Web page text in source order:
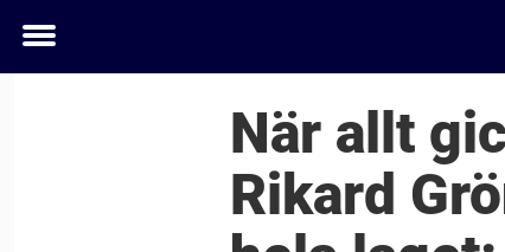
Toggle
När allt
Rikard